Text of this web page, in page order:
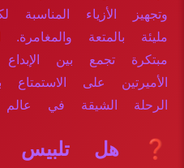
وتجهيز الأزياء
مليئة بالمتعة
مبتكرة تجمع بين الإبداع
الأميرتين على
الرحلة الشيقة في عالم
❓ هل تلبيس